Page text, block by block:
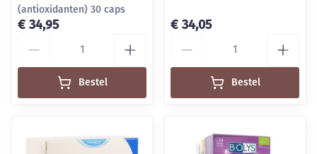
(antioxidanten) 30 caps
€ 34,95
Bestel
€ 34,05
Bestel